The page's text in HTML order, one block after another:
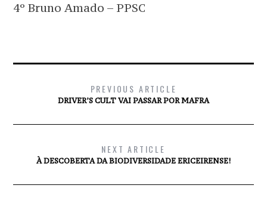
4º Bruno Amado – PPSC
PREVIOUS ARTICLE
DRIVER’S CULT VAI PASSAR POR MAFRA
NEXT ARTICLE
À DESCOBERTA DA BIODIVERSIDADE ERICEIRENSE!